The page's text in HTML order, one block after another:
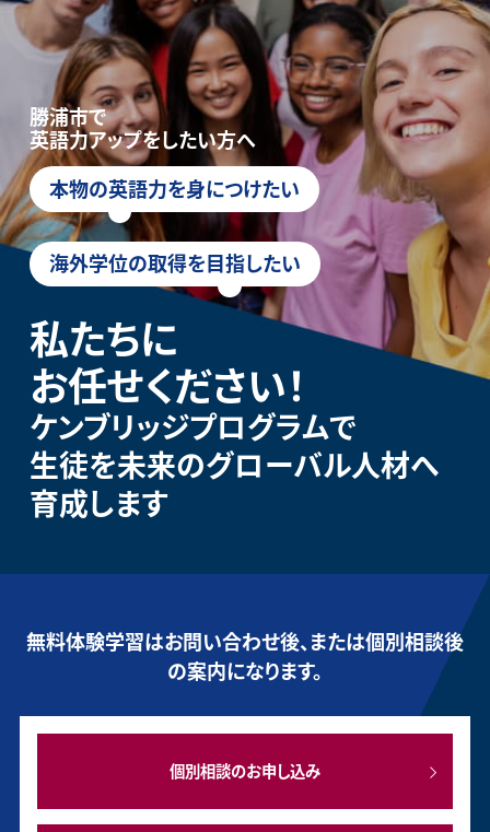
勝浦市で
英語力アップをしたい方へ
本物の英語力を身につけたい
海外学位の取得を目指したい
私たちに
お任せください！
ケンブリッジプログラムで
生徒を未来のグローバル人材へ
育成します
無料体験学習はお問い合わせ後、または個別相談後
の案内になります。
個別相談のお申し込み